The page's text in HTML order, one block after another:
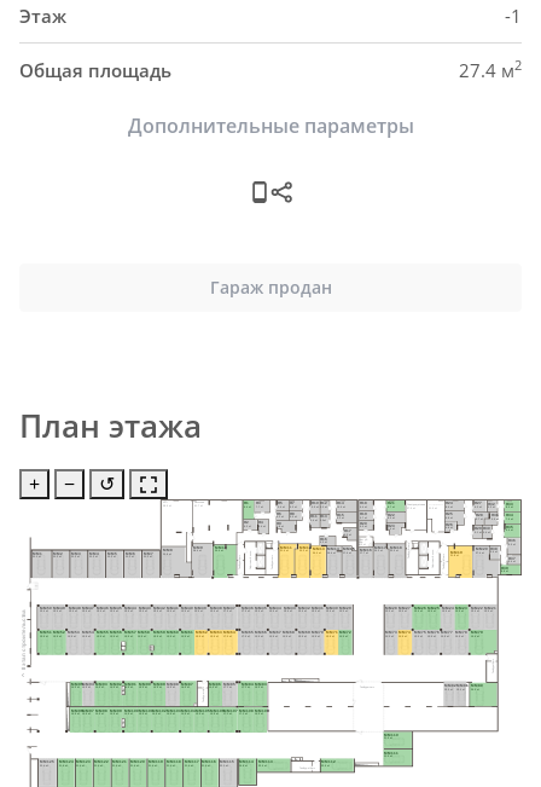
Этаж -1
Общая площадь 27.4 м2
Дополнительные параметры
Гараж продан
План этажа
+ − ↺
21.0 м²
Пом. уб.
6.1 м²
Электрощитовая
27.5 м²
Насосная
Тамбур-шлюз
Тамбур-шлюз
Тамбуршлюз
Тамбуршлюз
Тамбуршлюз
Тамбур-шлюз
Тамбуршлюз Лифтовый холл
Лифтовый холл
Тамбур-шлюз
Н1
Н2
Н3
7.7 м²
Н4
6.4 м²
Н5
5.4 м²
Н6
5.3 м²
Н7
5.2 м²
Н8
5.0 м²
Н9
9.8 м²
Н10
Н11
5.4 м²
Н12
5.3 м²
Н13
Н14
Н15
9.2 м²
Н16
6.3 м²
Н17
Н18
Н19
5.7 м²
Н20
6.0 м²
Н21
8.7 м²
Н22
8.5 м²
Н23
Н24
8.4 м²
Н25
9.8 м²
Н26
4.8 м²
Н27
Н28
5.7 м²
Н29 Н30
Н31
5.6 м²
Н32
5.2 м²
Н33
8.0 м²
Н34
7.9 м²
Н35
9.4 м²
Н36
9.5 м²
Н37
5.4 м²
Н38
5.6 м²
Н39
8.8 м²
MM1
22.3 м²
MM2
22.3 м²
MM3
22.3 м²
MM4
22.3 м²
MM5
22.3 м²
MM6
22.3 м²
MM7
22.3 м²
MM8
MM9
28.4 м²
MM10
30.6 м²
MM11 MM12
20.2 м² MM13
20.0 м²
MM14 MM15
17.9 м²
MM16
MM17
20.2 м²
MM18
22.5 м² MM19
31.8 м²
MM20
27.4 м²
MM21
15.5 м²
MM22
15.9 м²
MM23
15.9 м²
MM24
15.9 м²
MM25
15.9 м²
MM26
15.9 м²
MM27
15.9 м²
MM28
15.5 м²
MM29
15.5 м²
MM30
15.9 м²
MM31
15.9 м²
MM32
15.9 м²
MM33
15.9 м²
MM34
15.9 м²
MM35
15.9 м²
MM36
17.0 м²
MM37
17.0 м²
MM38
15.9 м²
MM39
15.9 м²
MM40
15.9 м²
MM41
15.9 м²
MM42
15.9 м²
MM43
15.9 м²
MM44
15.9 м²
MM45
15.9 м²
MM46
15.9 м²
MM47
15.9 м²
MM48
15.9 м²
MM49
15.9 м²
MM50
15.9 м²
MM51 MM52 MM53 MM54 MM55 MM56 MM57 MM58 MM59 MM60 MM61 MM62 MM63 MM64 MM65 MM66 MM67 MM68 MM69 MM70 MM71 MM72 MM73 MM74 MM75 MM76 MM77 MM78 MM79
MM80
29.5 м²
MM81
15.0 м²
MM82
15.0 м²
MM83
15.5 м²
MM84
MM85
MM86
15.5 м²
MM87
18.6 м²
MM88
15.9 м²
MM89
15.9 м²
MM90
15.9 м²
MM91
15.9 м²
MM92
15.9 м²
MM93
15.9 м²
MM94
15.9 м²
MM95
15.5 м²
MM96
15.9 м²
MM97
15.9 м²
MM98
15.9 м²
MM99
15.9 м²
MM100
15.9 м²
MM101
15.9 м²
MM102
15.9 м²
MM103
15.9 м²
MM104
15.9 м²
MM105
15.9 м²
MM106
15.9 м²
MM107 MM108 MM109
15.5 м²
MM110
21.0 м²
MM111
21.0 м²
MM112
22.9 м²
MM113
22.9 м²
MM114
19.8 м²
MM115
MM116
21.6 м²
MM117
21.6 м²
MM118
21.6 м²
MM119
21.6 м²
MM120
21.6 м²
MM121
21.6 м²
MM122
21.6 м²
MM123
21.6 м²
MM124
21.6 м²
MM125
23.4 м²
II этап строительства